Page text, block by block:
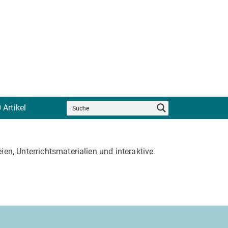
Artikel
Unterrichtsmaterialien und interaktive